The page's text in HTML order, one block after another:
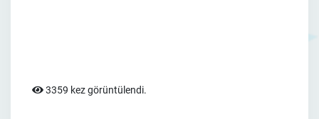
3359 kez görüntülendi.